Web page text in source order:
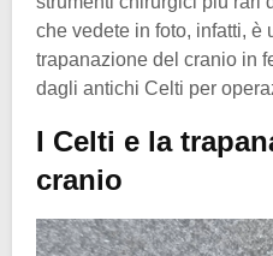
che vedete in foto, infatti, è
trapanazione del cranio in
dagli antichi Celti per
I Celti e la
cranio